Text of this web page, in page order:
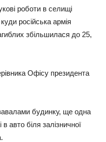
роботи в селищі
російська армія
збільшилася до 25,
Офісу президента
будинку, ще одна
авто біля залізничної